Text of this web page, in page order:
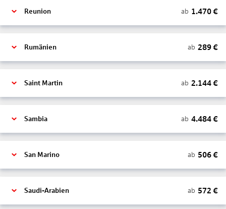
Reunion ab 1.470€
Rumänien ab 289€
Saint Martin ab 2.144€
Sambia ab 4.484€
San Marino ab 506€
Saudi-Arabien ab 572 €